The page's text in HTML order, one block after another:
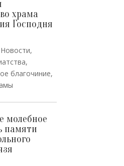
храма
Господня
Новости,
,
благочиние,
молебное
памяти